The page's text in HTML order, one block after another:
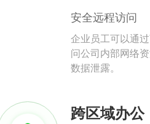
安全远程访问
企业员工可以通
问公司内部网络
数据泄露。
跨区域办公